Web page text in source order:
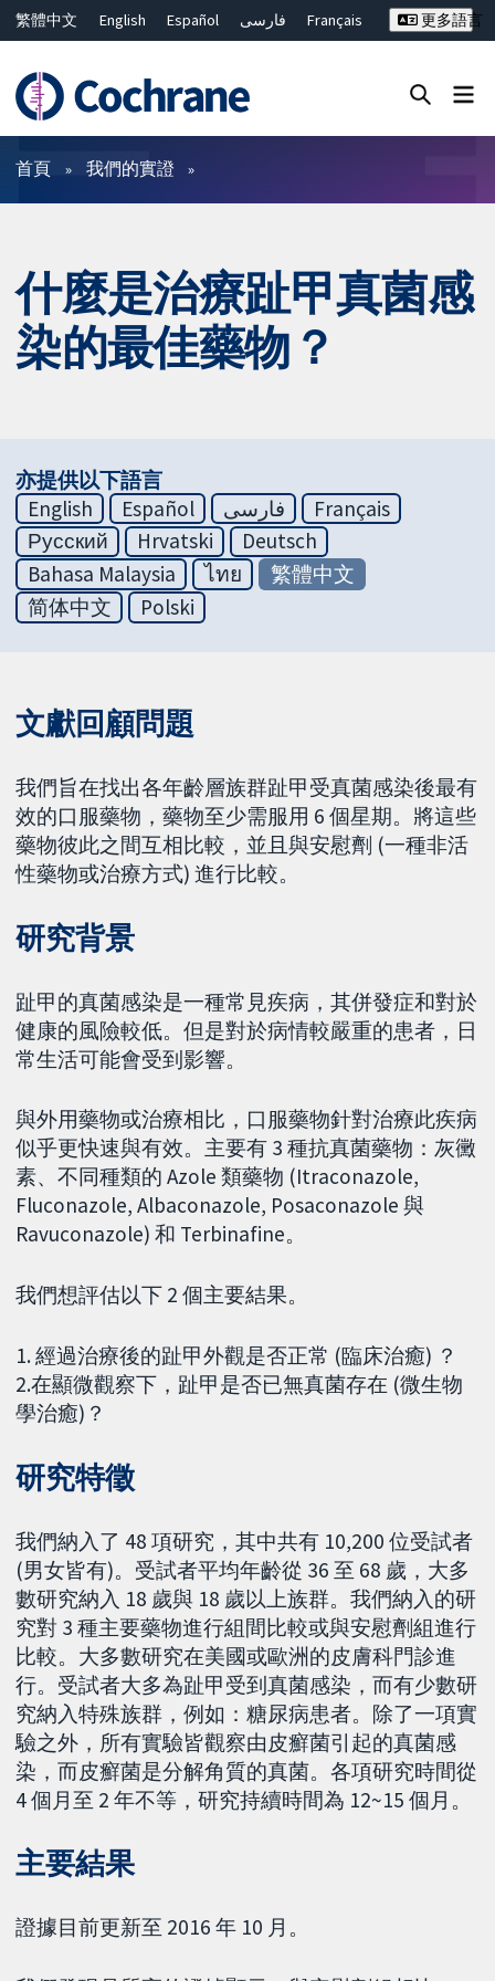
繁體中文 English Español فارسی
Français
ไทย
简体中文
更多語言
篩選條件
首頁 我們的實證
什麼是治療趾甲真菌感
染的最佳藥物？
亦提供以下語言
English
Español فارسی
Français
Русский
Hrvatski
Deutsch
Bahasa Malaysia
ไทย
繁體中文
简体中文
Polski
文獻回顧問題
我們旨在找出各年齡層族群趾甲受真菌感染後最有
效的口服藥物，藥物至少需服用 6 個星期。將這些
藥物彼此之間互相比較，並且與安慰劑 (一種非活
性藥物或治療方式) 進行比較。
研究背景
趾甲的真菌感染是一種常見疾病，其併發症和對於
健康的風險較低。但是對於病情較嚴重的患者，日
常生活可能會受到影響。
與外用藥物或治療相比，口服藥物針對治療此疾病
似乎更快速與有效。主要有 3 種抗真菌藥物：灰黴
素、不同種類的 Azole 類藥物 (Itraconazole,
Fluconazole, Albaconazole, Posaconazole 與
Ravuconazole) 和 Terbinafine。
我們想評估以下 2 個主要結果。
1. 經過治療後的趾甲外觀是否正常 (臨床治癒) ？
2.在顯微觀察下，趾甲是否已無真菌存在 (微生物
學治癒)？
研究特徵
我們納入了 48 項研究，其中共有 10,200 位受試者
(男女皆有)。受試者平均年齡從 36 至 68 歲，大多
數研究納入 18 歲與 18 歲以上族群。我們納入的研
究對 3 種主要藥物進行組間比較或與安慰劑組進行
比較。大多數研究在美國或歐洲的皮膚科門診進
行。受試者大多為趾甲受到真菌感染，而有少數研
究納入特殊族群，例如：糖尿病患者。除了一項實
驗之外，所有實驗皆觀察由皮癬菌引起的真菌感
染，而皮癬菌是分解角質的真菌。各項研究時間從
4 個月至 2 年不等，研究持續時間為 12~15 個月。
主要結果
證據目前更新至 2016 年 10 月。